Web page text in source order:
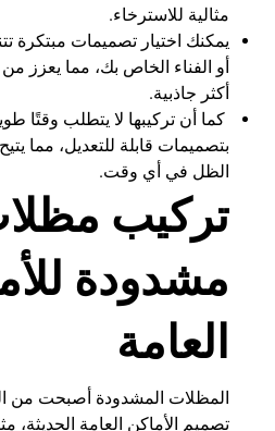
مثالية للاسترخاء.
يمكنك اختيار تصميمات مبتكرة
أو الفناء الخاص بك، مما يعزز
أكثر جاذبية.
كما أن تركيبها لا يتطلب وقتًا
بتصميمات قابلة للتعديل، مما
الظل في أي وقت.
تركيب
مشدودة
العامة
المظلات المشدودة أصبحت من
تصميم الأماكن العامة الحديثة،